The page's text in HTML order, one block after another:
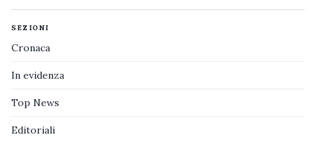
SEZIONI
Cronaca
In evidenza
Top News
Editoriali